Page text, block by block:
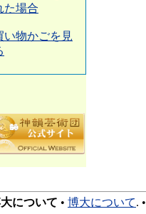
た場合
い物かごを見
について • 博大について. •